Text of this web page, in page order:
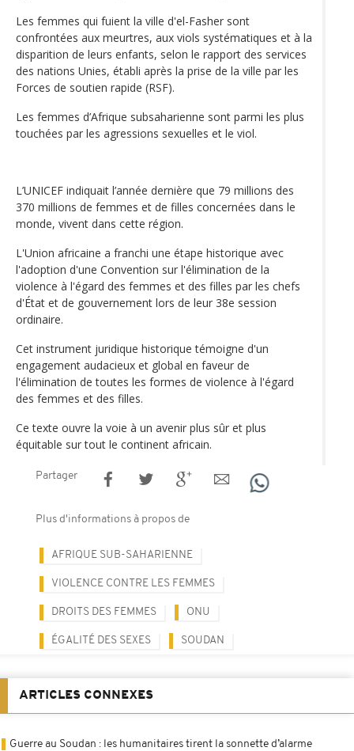
Les femmes qui fuient la ville d'el-Fasher sont
confrontées aux meurtres, aux viols systématiques et à la
disparition de leurs enfants, selon le rapport des services
des nations Unies, établi après la prise de la ville par les
Forces de soutien rapide (RSF).
Les femmes d’Afrique subsaharienne sont parmi les plus
touchées par les agressions sexuelles et le viol.
L’UNICEF indiquait l’année dernière que 79 millions des
370 millions de femmes et de filles concernées dans le
monde, vivent dans cette région.
L'Union africaine a franchi une étape historique avec
l'adoption d'une Convention sur l'élimination de la
violence à l'égard des femmes et des filles par les chefs
d'État et de gouvernement lors de leur 38e session
ordinaire.
Cet instrument juridique historique témoigne d'un
engagement audacieux et global en faveur de
l'élimination de toutes les formes de violence à l'égard
des femmes et des filles.
Ce texte ouvre la voie à un avenir plus sûr et plus
équitable sur tout le continent africain.
Partager
Plus d'informations à propos de
AFRIQUE SUB-SAHARIENNE
VIOLENCE CONTRE LES FEMMES
DROITS DES FEMMES ONU
ÉGALITÉ DES SEXES SOUDAN
ARTICLES CONNEXES
Guerre au Soudan : les humanitaires tirent la sonnette d’alarme